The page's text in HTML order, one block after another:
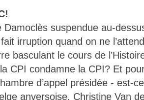
Damoclès suspendue au-
irruption quand on ne
basculant le cours de
CPI condamne la CPI? Et
d’appel présidée - est-
anversoise, Christine Van